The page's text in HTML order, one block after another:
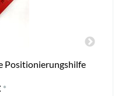
Positionierungshilfe
*